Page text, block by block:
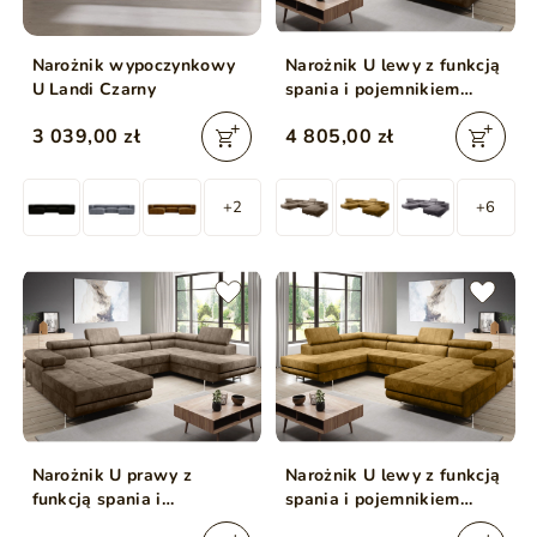
Narożnik wypoczynkowy
U Landi Czarny
3 039,00 zł
+2
Narożnik U lewy z funkcją
spania i pojemnikiem
4 805,00 zł
+6
Narożnik U prawy z
funkcją spania i
pojemnikiem Solam U
Narożnik U lewy z funkcją
spania i pojemnikiem